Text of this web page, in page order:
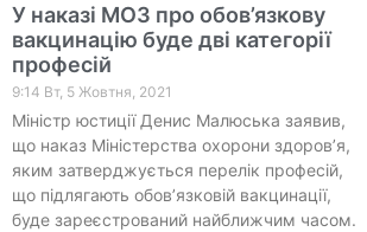
У наказі МОЗ про обов’язкову
вакцинацію буде дві категорії
професій
9:14 Вт, 5 Жовтня, 2021
Міністр юстиції Денис Малюська заявив,
що наказ Міністерства охорони здоров’я,
яким затверджується перелік професій,
що підлягають обов’язковій вакцинації,
буде зареєстрований найближчим часом.